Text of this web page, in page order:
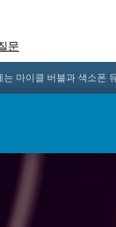
문
마이클 버블과 색소폰